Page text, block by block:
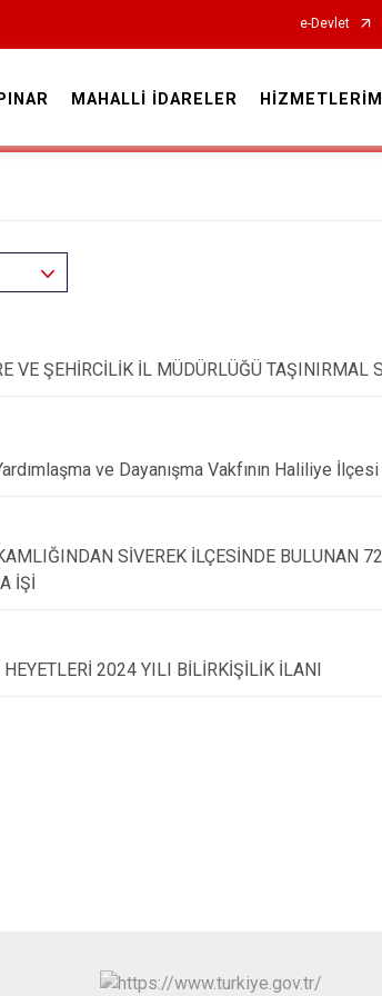
e-Devlet
Ceylanpınar
MAHALLİ İDARELER
VE ŞEHİRCİLİK İL MÜDÜRLÜĞÜ TAŞINIRMAL
ve Dayanışma Vakfının Haliliye İlçesi
SİVEREK İLÇESİNDE BULUNAN
İŞİ
2024 YILI BİLİRKİŞİLİK İLANI